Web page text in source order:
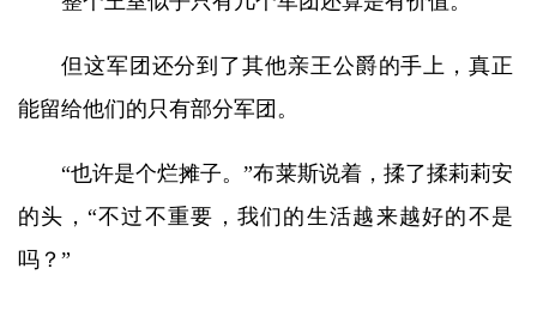
但这军团还分到了其他亲王公爵的手上，真正
能留给他们的只有部分军团。
“也许是个烂摊子。”布莱斯说着，揉了揉莉莉安
的头，“不过不重要，我们的生活越来越好的不是
吗？”